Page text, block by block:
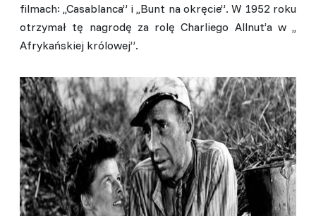
filmach: ,,Casablanca” i ,,Bunt na okręcie”. W 1952 roku
otrzymał tę nagrodę za rolę Charliego Allnut’a w ,,
Afrykańskiej królowej”.